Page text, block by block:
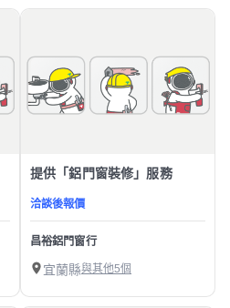
提供「鋁門窗裝修」服務
洽談後報價
昌裕鋁門窗行
宜蘭縣與其他5個